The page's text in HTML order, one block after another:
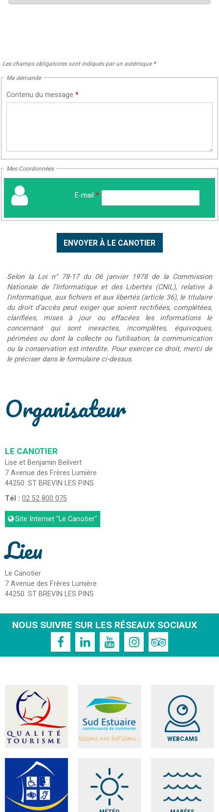
Les champs obligatoires sont indiqués par un astérisque *
Ma demande
Contenu du message *
Mes Coordonnées
E-mail *
Selon la Loi n° 78-17 du 06 janvier 1978 de la Commission
Nationale de l'Informatique et des Libertés (CNIL), relative à
l'informatique, aux fichiers et aux libertés (article 36), le titulaire
du droit d'accès peut exiger que soient rectifiées, complétées,
clarifiées, mises à jour ou effacées les informations le
concernant qui sont inexactes, incomplètes, équivoques,
périmées ou dont la collecte ou l'utilisation, la communication
ou la conservation est interdite. Pour exercer ce droit, merci de
le préciser dans le formulaire ci-dessus.
Organisateur
LE CANOTIER
Lise et Benjamin Beilvert
7 Avenue des Frères Lumière
44250 ST BREVIN LES PINS
Tél : 02 52 800 075
Site Internet"Le Canotier"
Lieu
Le Canotier
7 Avenue des Frères Lumière
44250 ST BREVIN LES PINS
NOUS SUIVRE SUR LES RÉSEAUX SOCIAUX
WEBCAMS